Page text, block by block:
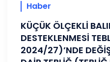
Haber
KÜÇÜK ÖLÇEKLİ
DESTEKLENMESİ
2024/27)’NDE